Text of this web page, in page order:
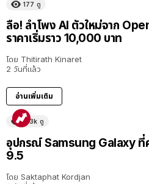
177 ดู
ลือ! ลำโพง AI ตัวใหม่จาก
ราคาเริ่มราว 10,000 บาท
โดย Thitirath Kinaret
2 วันที่แล้ว
อ่านเพิ่มเติม
5.3k ดู
อุปกรณ์ Samsung Galaxy ที่
9.5
โดย Saktaphat Kordjan